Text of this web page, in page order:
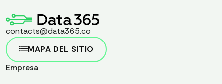
contacts@data365.co
MAPA DEL SITIO
Empresa